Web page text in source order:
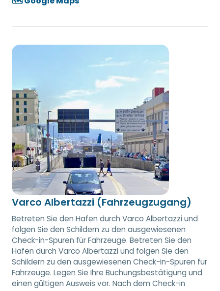
Varco Albertazzi (Fahrzeugzugang)
Betreten Sie den Hafen durch Varco Albertazzi und
folgen Sie den Schildern zu den ausgewiesenen
Check-in-Spuren für Fahrzeuge. Betreten Sie den
Hafen durch Varco Albertazzi und folgen Sie den
Schildern zu den ausgewiesenen Check-in-Spuren für
Fahrzeuge. Legen Sie Ihre Buchungsbestätigung und
einen gültigen Ausweis vor. Nach dem Check-in